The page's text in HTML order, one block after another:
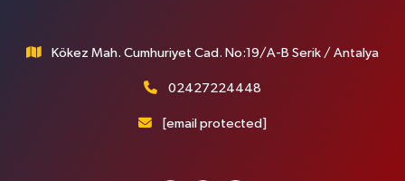
Kökez Mah. Cumhuriyet Cad. No:19/A-B Serik / Antalya
02427224448
[email protected]